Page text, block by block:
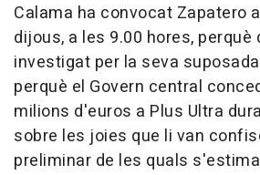
Calama ha convocat Zapatero
dijous, a les 9.00 hores,
investigat per la seva
perquè el Govern central
milions d'euros a Plus Ultra
sobre les joies que li van
preliminar de les quals